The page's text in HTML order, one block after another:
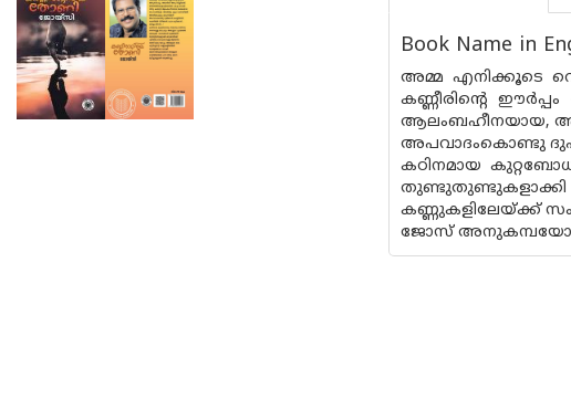
Book Name in
അമ്മ എനിക്കൂടെ
കണ്ണീരിൻ്റെ
ആലംബഹീനയായ,
അപവാദംകൊണ്ടു
കഠിനമായ
തുണ്ടുതുണ്ടുകളാക്കി
കണ്ണുകളിലേയ്ക്ക്
ജോസ് അനുകമ്പയോടെ